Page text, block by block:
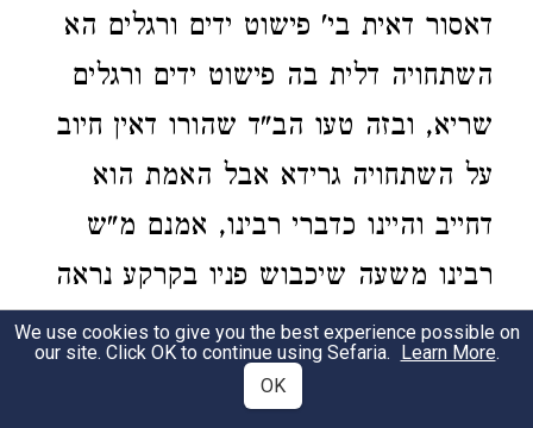
דאסור דאית בי' פישוט ידים ורגלים הא
השתחויה דלית בה פישוט ידים ורגלים
שריא, ובזה טעו הב"ד שהורו דאין חיוב
על השתחויה גרידא אבל האמת הוא
דחייב והיינו כדברי רבינו, אמנם מ"ש
רבינו משעה שיכבוש פניו בקרקע נראה
דיצא לו לרבינו זה מכח קו'התו'
בשבועות ט"ז ד"ה קידה על אפים שהקשו
We use cookies to give you the best experience possible on
our site. Click OK to continue using Sefaria. Learn More.
OK